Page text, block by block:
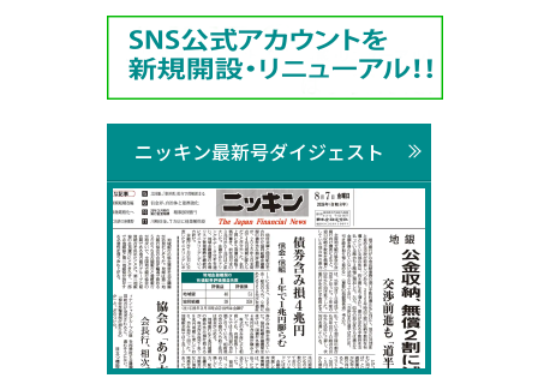
ニッキン最新号ダイジェスト